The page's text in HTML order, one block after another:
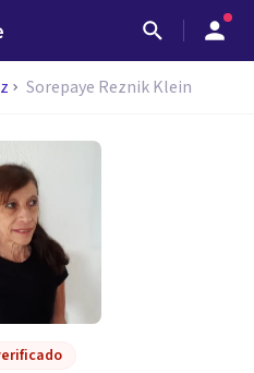
Sorepaye Reznik Klein